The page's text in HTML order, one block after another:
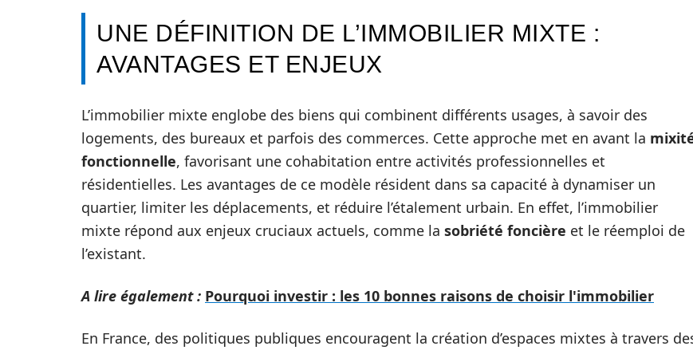
UNE DÉFINITION DE L’IMMOBILIER MIXTE :
AVANTAGES ET ENJEUX
L’immobilier mixte englobe des biens qui combinent différents usages, à savoir des
logements, des bureaux et parfois des commerces. Cette approche met en avant la
fonctionnelle, favorisant une cohabitation entre activités professionnelles et
résidentielles. Les avantages de ce modèle résident dans sa capacité à dynamiser un
quartier, limiter les déplacements, et réduire l’étalement urbain. En effet, l’immobilier
mixte répond aux enjeux cruciaux actuels, comme la sobriété foncière et le réemploi de
l’existant.
A lire également : Pourquoi investir : les 10 bonnes raisons de choisir l'immobilier
En France, des politiques publiques encouragent la création d’espaces mixtes à travers